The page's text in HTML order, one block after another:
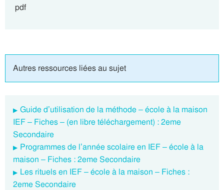
pdf
Autres ressources liées au sujet
Guide d’utilisation de la méthode – école à la maison
IEF – Fiches – (en libre téléchargement) : 2eme
Secondaire
Programmes de l’année scolaire en IEF – école à la
maison – Fiches : 2eme Secondaire
Les rituels en IEF – école à la maison – Fiches :
2eme Secondaire